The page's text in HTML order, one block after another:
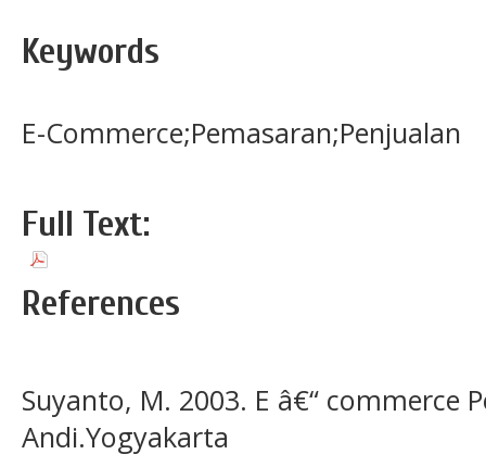
Keywords
E-Commerce;Pemasaran;Penjualan
Full Text:
UNTITLED
References
Suyanto, M. 2003. E â€“ commerce
Andi.Yogyakarta